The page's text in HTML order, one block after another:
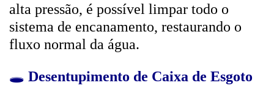
alta pressão, é possível limpar todo o
sistema de encanamento, restaurando o
fluxo normal da água.
🕳️ Desentupimento de Caixa de Esgoto